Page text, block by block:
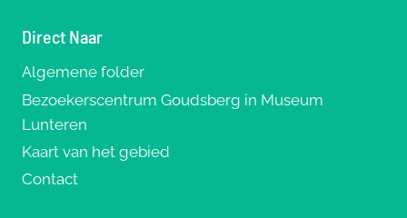
Direct Naar
Algemene folder
Bezoekerscentrum Goudsberg in Museum
Lunteren
Kaart van het gebied
Contact